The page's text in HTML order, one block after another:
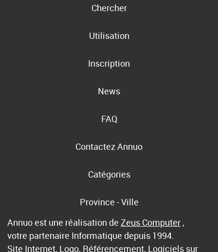
Chercher
Utilisation
Inscription
News
FAQ
Contactez Annuo
Catégories
Province - Ville
Annuo est une réalisation de Zeus Computer ,
votre partenaire Informatique depuis 1994.
Site Internet, Logo, Référencement, Logiciels sur